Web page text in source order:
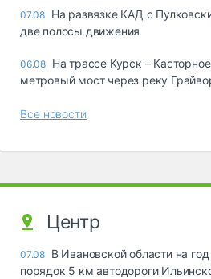
07.08 На развязке КАД с
две полосы движения
06.08 На трассе Курск –
метровый мост через реку
Все новости
Центр
07.08 В Ивановской области на
порядок 5 км автодороги